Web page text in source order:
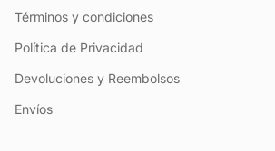
Términos y condiciones
Política de Privacidad
Devoluciones y Reembolsos
Envíos